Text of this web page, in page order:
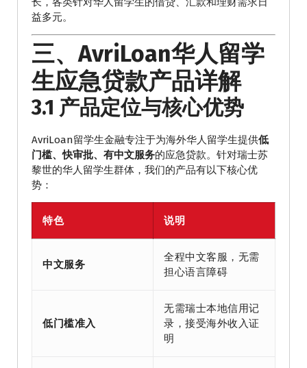
益多元。
三、AvriLoan华人留学
生应急贷款产品详解
3.1 产品定位与核心优势
AvriLoan留学生金融专注于为海外华人留学生提供低
门槛、快审批、有中文服务的应急贷款。针对瑞士苏
黎世的华人留学生群体，我们的产品有以下核心优
势：
特色 说明
中文服务
全程中文客服，无需
担心语言障碍
低门槛准入
无需瑞士本地信用记
录，接受海外收入证
明